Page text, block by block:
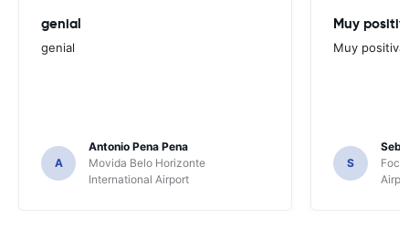
genial
genial
A
Antonio Pena Pena
Movida Belo Horizonte
International Airport
Muy
Muy positiva
S
Foco